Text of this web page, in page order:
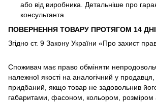
або від виробника. Детальніше про
консультанта.
ПОВЕРНЕННЯ ТОВАРУ ПРОТЯГОМ 14
Згідно ст. 9 Закону України «Про захист
Споживач має право обміняти
належної якості на аналогічний у продавця,
придбаний, якщо товар не задовольнив
габаритами, фасоном, кольором, розміром